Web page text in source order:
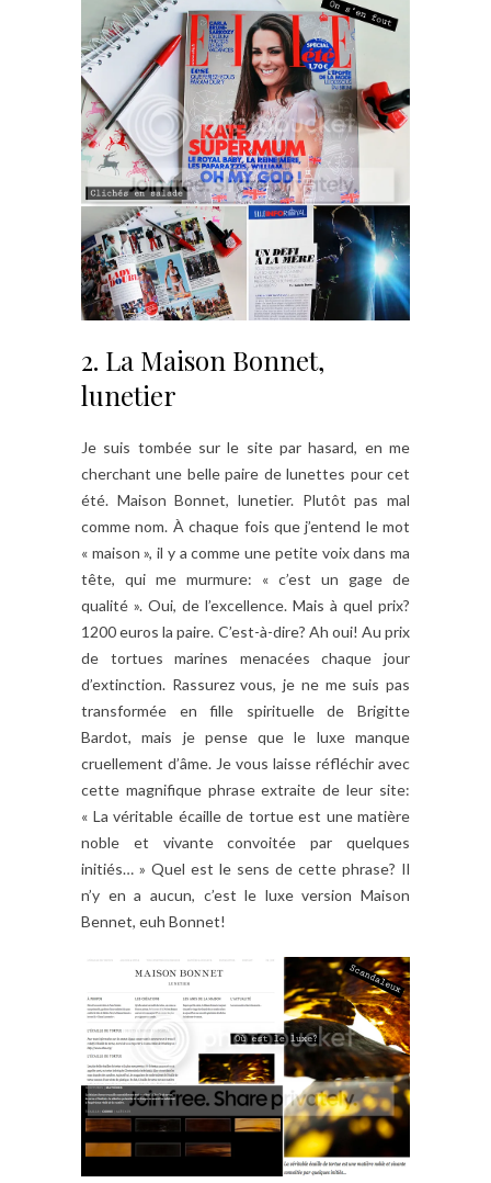
2. La Maison Bonnet,
lunetier
Je suis tombée sur le site par hasard, en me
cherchant une belle paire de lunettes pour cet
été. Maison Bonnet, lunetier. Plutôt pas mal
comme nom. À chaque fois que j’entend le mot
« maison », il y a comme une petite voix dans ma
tête, qui me murmure: « c’est un gage de
qualité ». Oui, de l’excellence. Mais à quel prix?
1200 euros la paire. C’est-à-dire? Ah oui! Au prix
de tortues marines menacées chaque jour
d’extinction. Rassurez vous, je ne me suis pas
transformée en fille spirituelle de Brigitte
Bardot, mais je pense que le luxe manque
cruellement d’âme. Je vous laisse réfléchir avec
cette magnifique phrase extraite de leur site:
« La véritable écaille de tortue est une matière
noble et vivante convoitée par quelques
initiés… » Quel est le sens de cette phrase? Il
n’y en a aucun, c’est le luxe version Maison
Bennet, euh Bonnet!